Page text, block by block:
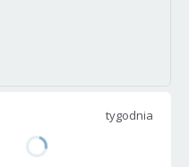
tygodnia